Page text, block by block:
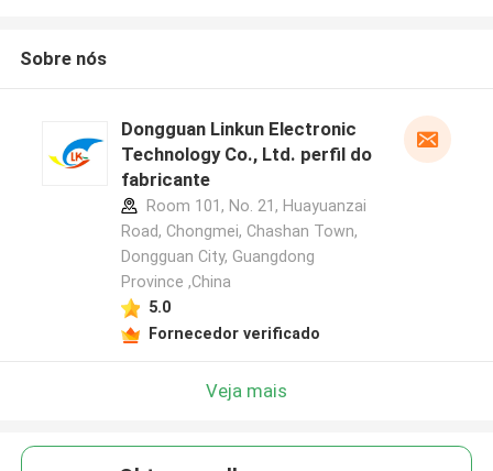
Sobre nós
Dongguan Linkun Electronic
Technology Co., Ltd. perfil do
fabricante
Room 101, No. 21, Huayuanzai
Road, Chongmei, Chashan Town,
Dongguan City, Guangdong
Province ,China
5.0
Fornecedor verificado
Veja mais